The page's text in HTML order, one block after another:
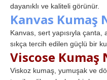
dayanıklı ve kaliteli görünür.
Kanvas Kumaş
Kanvas, sert yapısıyla
sıkça tercih edilen güçlü bir
Viscose Kumaş
Viskoz kumaş, yumuşak ve